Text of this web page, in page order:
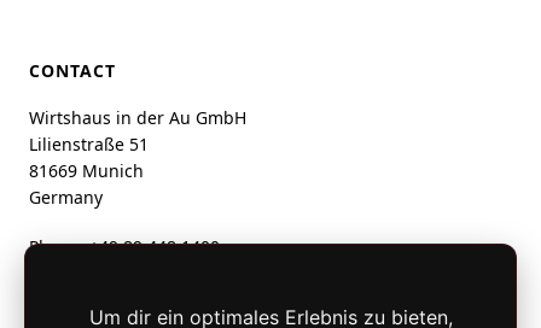
CONTACT
Wirtshaus in der Au GmbH
Lilienstraße 51
81669 Munich
Germany
Phone:+49 89 448 1400
Um dir ein optimales Erlebnis zu bieten,